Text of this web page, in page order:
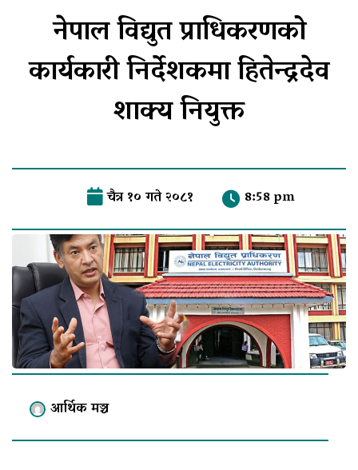
नेपाल विद्युत प्राधिकरणको
कार्यकारी निर्देशकमा हितेन्द्रदेव
शाक्य नियुक्त
चैत्र १० गते २०८१ 8:58 pm
आर्थिक मञ्च